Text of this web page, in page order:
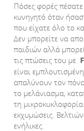
Πόσες φορές
κυνηγητό όταν
που είχατε όλο το
Δεν μπορείτε να
παιδιών αλλά
τις πτώσεις του με
είναι
απαλύνουν τον
το μελάνιασμα,
τη
εκχυμώσεις.
ενήλικες.